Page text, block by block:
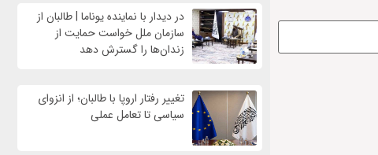
در دیدار با نماینده یوناما | طالبان از
سازمان ملل خواست حمایت از
زندان‌ها را گسترش دهد
تغییر رفتار اروپا با طالبان؛ از انزوای
سیاسی تا تعامل عملی